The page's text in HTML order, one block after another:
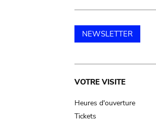
NEWSLETTER
Main
navigation
VOTRE VISITE
Heures d'ouverture
Tickets